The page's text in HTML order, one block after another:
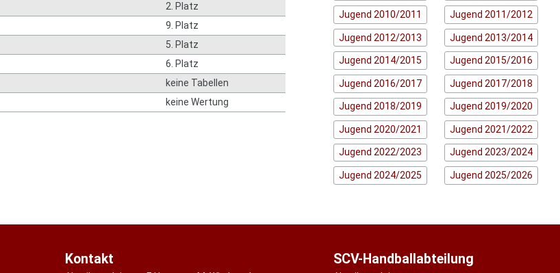
2. Platz
9. Platz
5. Platz
6. Platz
keine Tabellen
keine Wertung
Jugend 2010/2011 Jugend 2011/2012
Jugend 2012/2013 Jugend 2013/2014
Jugend 2014/2015 Jugend 2015/2016
Jugend 2016/2017 Jugend 2017/2018
Jugend 2018/2019 Jugend 2019/2020
Jugend 2020/2021 Jugend 2021/2022
Jugend 2022/2023 Jugend 2023/2024
Jugend 2024/2025 Jugend 2025/2026
Kontakt SCV-Handballabteilung